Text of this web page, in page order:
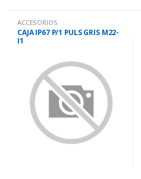
ACCESORIOS
CAJA IP67 P/1 PULS GRIS M22-
I1